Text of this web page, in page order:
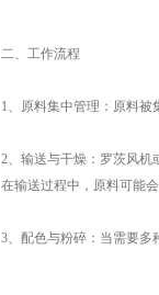
工作流程
原料集中管理：原料被集
输送与干燥：罗茨风机或
输送过程中，原料可能
配色与粉碎：当需要多种